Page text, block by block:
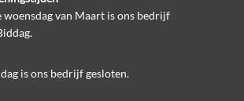
woensdag van Maart is ons bedrijf
is ons bedrijf gesloten.